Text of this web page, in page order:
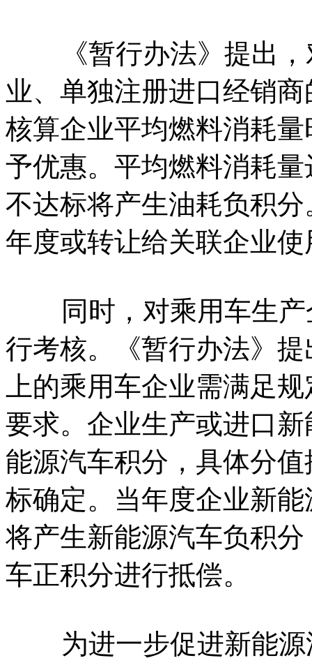
《暂行办法》提出，
业、单独注册进口经销
核算企业平均燃料消耗
予优惠。平均燃料消耗
不达标将产生油耗负积
年度或转让给关联企业
同时，对乘用车生产
行考核。《暂行办法》
上的乘用车企业需满足
要求。企业生产或进口
能源汽车积分，具体分
标确定。当年度企业新
将产生新能源汽车负积
车正积分进行抵偿。
为进一步促进新能源